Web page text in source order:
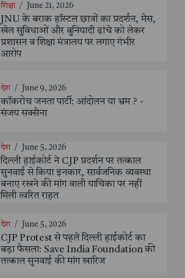
शिक्षा / June 21, 2026
JNU के बराक हॉस्टल छात्रों का प्रदर्शन, मेस,
खेल सुविधाओं और बुनियादी ढांचे को लेकर
प्रशासन व शिक्षा मंत्रालय पर लगाए गंभीर
आरोप
देश / June 9, 2026
कॉकरोच जनता पार्टी: आंदोलन या भ्रम ? -
संजय सक्सैना
देश / June 5, 2026
दिल्ली हाईकोर्ट ने CJP प्रदर्शन पर तत्काल
सुनवाई से किया इनकार, सार्वजनिक व्यवस्था
बनाए रखने की मांग वाली याचिका पर नहीं
मिली त्वरित राहत
देश / June 5, 2026
CJP Protest से पहले दिल्ली हाईकोर्ट का
बड़ा फैसला: Save India Foundation की
तत्काल सुनवाई की मांग खारिज